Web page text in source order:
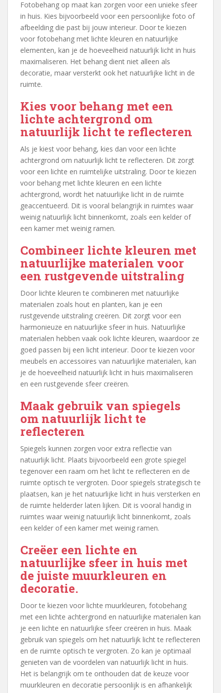
Fotobehang op maat kan zorgen voor een unieke sfeer
in huis. Kies bijvoorbeeld voor een persoonlijke foto of
afbeelding die past bij jouw interieur. Door te kiezen
voor fotobehang met lichte kleuren en natuurlijke
elementen, kan je de hoeveelheid natuurlijk licht in huis
maximaliseren. Het behang dient niet alleen als
decoratie, maar versterkt ook het natuurlijke licht in de
ruimte.
Kies voor behang met een
lichte achtergrond om
natuurlijk licht te reflecteren
Als je kiest voor behang, kies dan voor een lichte
achtergrond om natuurlijk licht te reflecteren. Dit zorgt
voor een lichte en ruimtelijke uitstraling. Door te kiezen
voor behang met lichte kleuren en een lichte
achtergrond, wordt het natuurlijke licht in de ruimte
geaccentueerd. Dit is vooral belangrijk in ruimtes waar
weinig natuurlijk licht binnenkomt, zoals een kelder of
een kamer met weinig ramen.
Combineer lichte kleuren met
natuurlijke materialen voor
een rustgevende uitstraling
Door lichte kleuren te combineren met natuurlijke
materialen zoals hout en planten, kan je een
rustgevende uitstraling creëren. Dit zorgt voor een
harmonieuze en natuurlijke sfeer in huis. Natuurlijke
materialen hebben vaak ook lichte kleuren, waardoor ze
goed passen bij een licht interieur. Door te kiezen voor
meubels en accessoires van natuurlijke materialen, kan
je de hoeveelheid natuurlijk licht in huis maximaliseren
en een rustgevende sfeer creëren.
Maak gebruik van spiegels
om natuurlijk licht te
reflecteren
Spiegels kunnen zorgen voor extra reflectie van
natuurlijk licht. Plaats bijvoorbeeld een grote spiegel
tegenover een raam om het licht te reflecteren en de
ruimte optisch te vergroten. Door spiegels strategisch te
plaatsen, kan je het natuurlijke licht in huis versterken en
de ruimte helderder laten lijken. Dit is vooral handig in
ruimtes waar weinig natuurlijk licht binnenkomt, zoals
een kelder of een kamer met weinig ramen.
Creëer een lichte en
natuurlijke sfeer in huis met
de juiste muurkleuren en
decoratie.
Door te kiezen voor lichte muurkleuren, fotobehang
met een lichte achtergrond en natuurlijke materialen kan
je een lichte en natuurlijke sfeer creëren in huis. Maak
gebruik van spiegels om het natuurlijk licht te reflecteren
en de ruimte optisch te vergroten. Zo kan je optimaal
genieten van de voordelen van natuurlijk licht in huis.
Het is belangrijk om te onthouden dat de keuze voor
muurkleuren en decoratie persoonlijk is en afhankelijk